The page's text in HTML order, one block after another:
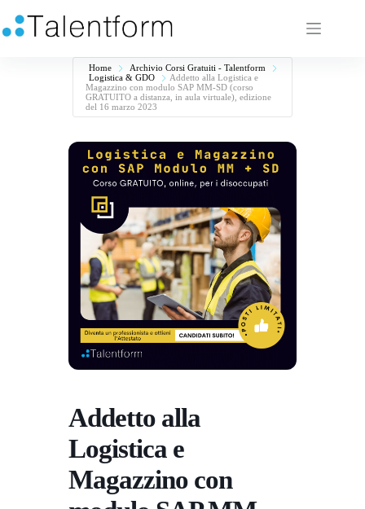
Home
Archivio Corsi Gratuiti - Talentform
Logistica & GDO
Addetto alla Logistica e
Magazzino con modulo SAP MM-SD (corso
GRATUITO a distanza, in aula virtuale), edizione
del 16 marzo 2023
Addetto alla
Logistica e
Magazzino con